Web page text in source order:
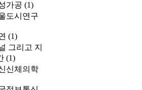
가공 (1)
도시연구
(1)
그리고 지
(1)
신체의학